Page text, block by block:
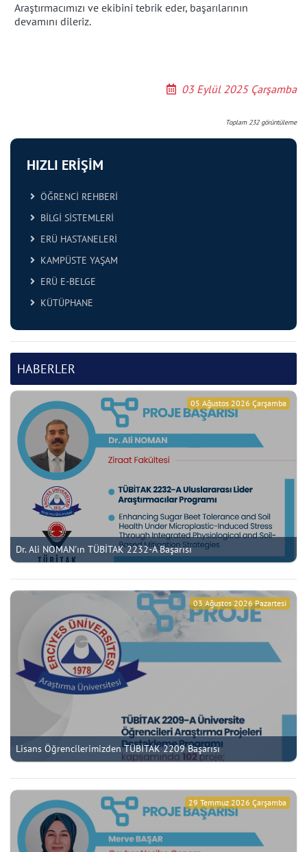
HIZLI ERİŞİM
ÖĞRENCİ REHBERİ
BİLGİ SİSTEMLERİ
ERÜ HASTANELERİ
KAMPÜSTE YAŞAM
ERÜ E-BELGE
KÜTÜPHANE
HABERLER
Dr. Ali NOMAN'ın TÜBİTAK 2232-A Başarısı
05 Ağustos 2026 Çarşamba
Lisans Öğrencilerimizden TÜBİTAK 2209 Başarısı
03 Ağustos 2026 Pazartesi
29 Temmuz 2026 Çarşamba
Araştırmacımızı ve ekibini tebrik eder, başarılarının
devamını dileriz.
03 Eylül 2025 Çarşamba
Toplam232görüntüleme